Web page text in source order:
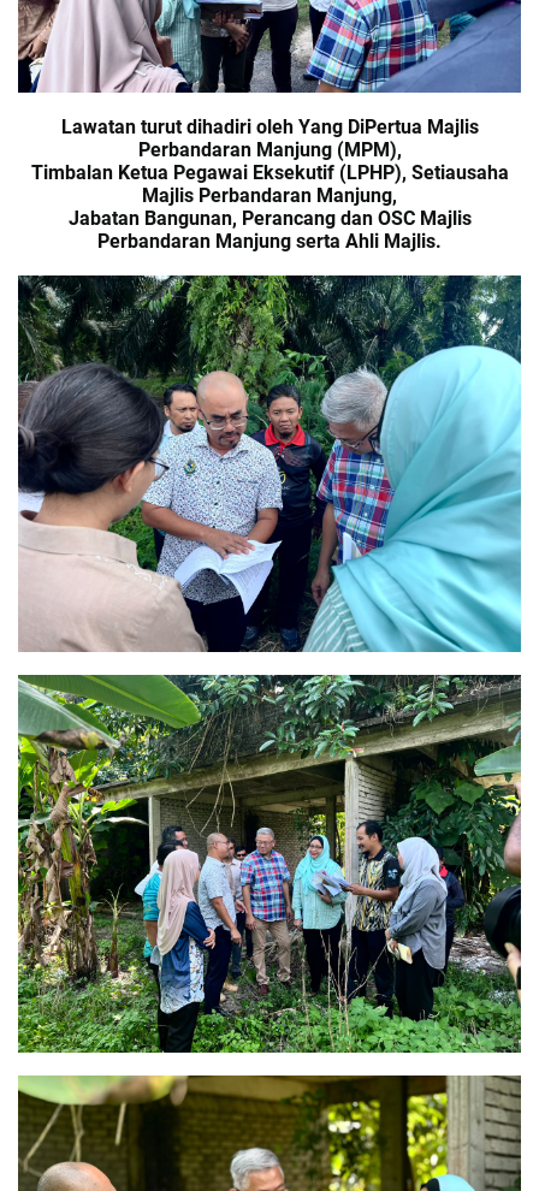
Lawatan turut dihadiri oleh Yang DiPertua Majlis
Perbandaran Manjung (MPM),
Timbalan Ketua Pegawai Eksekutif (LPHP), Setiausaha
Majlis Perbandaran Manjung,
Jabatan Bangunan, Perancang dan OSC Majlis
Perbandaran Manjung serta Ahli Majlis.